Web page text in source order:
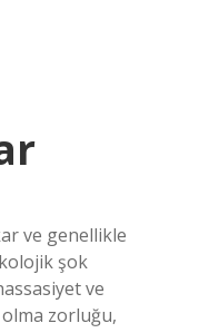
ve genellikle
şok
ve
zorluğu,